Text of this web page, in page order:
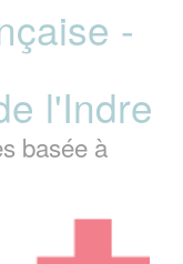
-
l'Indre
basée à